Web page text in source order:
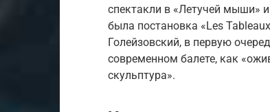
спектакли в «Летучей мыши»
была постановка «Les
Голейзовский, в первую
современном балете, как
скульптура».